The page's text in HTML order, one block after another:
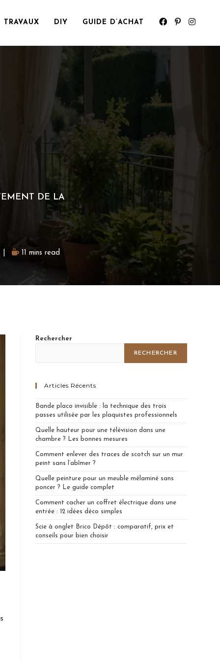
TRAVAUX DIY GUIDE D’ACHAT
DE LA
11 mins read
Rechercher
RECHERCHER
Articles Récents
Bande placo invisible : la technique des trois
passes utilisée par les plaquistes professionnels
Quelle hauteur pour une télévision dans une
chambre ? Les bonnes mesures
Comment enlever des traces de scotch sur un mur
peint sans l’abîmer ?
Quelle peinture pour un meuble mélaminé sans
poncer ? Le guide complet
Comment cacher un coffret électrique dans une
entrée : 12 idées déco simples
Scie à onglet Brico Dépôt : comparatif, prix et
conseils pour bien choisir